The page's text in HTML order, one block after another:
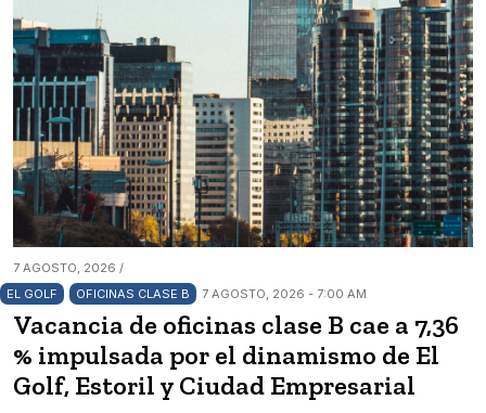
7 AGOSTO, 2026 /
EL GOLF
OFICINAS CLASE B 7 AGOSTO, 2026 - 7:00 AM
Vacancia de oficinas clase B cae a 7,36
% impulsada por el dinamismo de El
Golf, Estoril y Ciudad Empresarial